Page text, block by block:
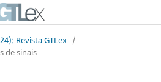
Revista GTLex /
de sinais